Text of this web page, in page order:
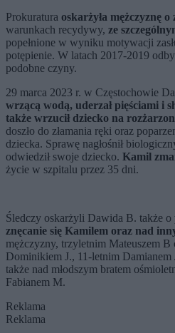
Prokuratura oskarżyła mężczyznę
warunkach recydywy, ze
popełnione w wyniku motywacji
potępienie. W latach 2017-2019
podobne czyny.
29 marca 2023 r. w Częstochowie
wrzącą wodą, uderzał pięściami i
także wrzucił dziecko na
doszło do złamania ręki oraz
dziecka. Sprawę nagłośnił
odwiedził swoje dziecko. Kamil
życie w szpitalu przez 35 dni.
Śledczy oskarżyli Dawida B. także o
znęcanie się Kamilem oraz nad
mężczyzny, trzyletnim Mateuszem B
Dominikiem J., 11-letnim Damianem
także nad młodszym bratem
Fabianem M.
Reklama
Reklama